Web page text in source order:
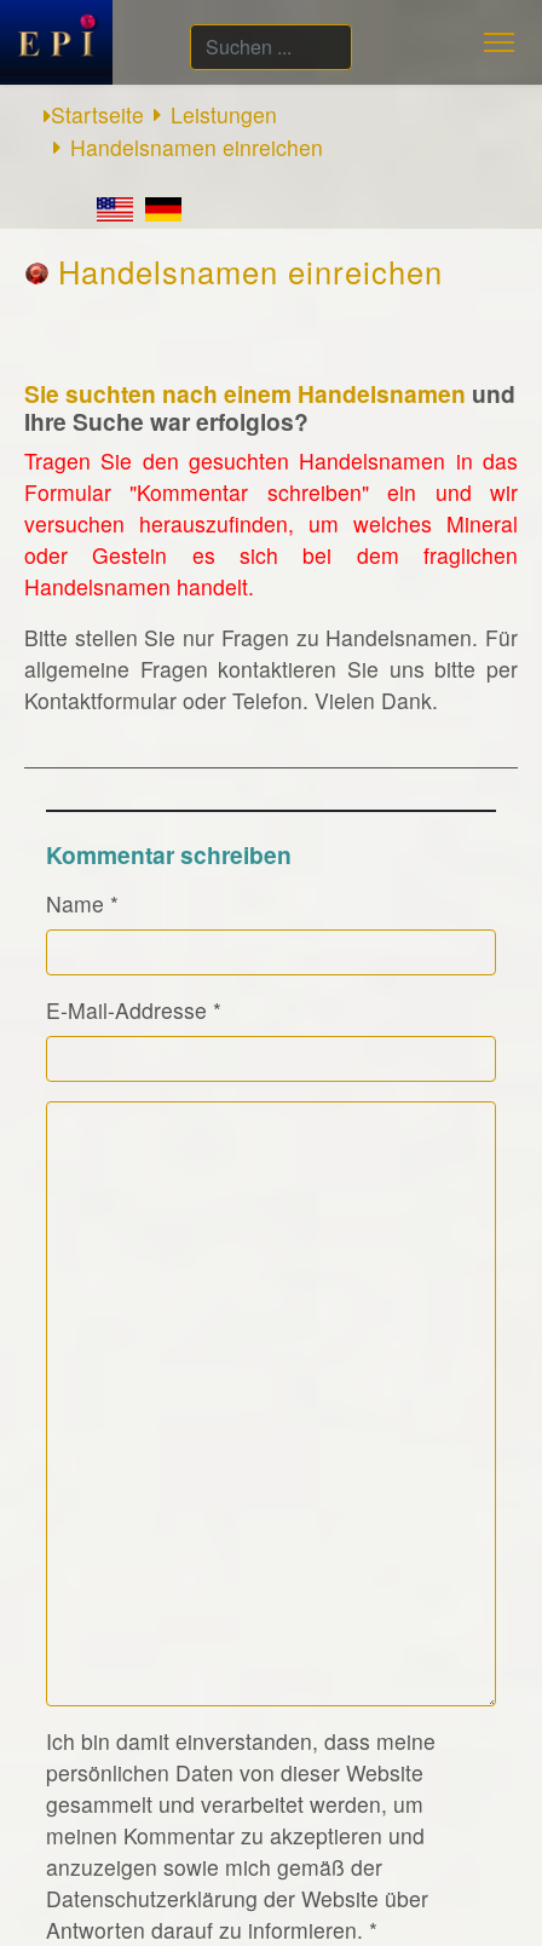
Suchen
...
Startseite
Leistungen
Handelsnamen einreichen
Handelsnamen einreichen
Sie suchten nach einem Handelsnamen und
Ihre Suche war erfolglos?
Tragen Sie den gesuchten Handelsnamen in das
Formular "Kommentar schreiben" ein und wir
versuchen herauszufinden, um welches Mineral
oder Gestein es sich bei dem fraglichen
Handelsnamen handelt.
Bitte stellen Sie nur Fragen zu Handelsnamen. Für
allgemeine Fragen kontaktieren Sie uns bitte per
Kontaktformular oder Telefon. Vielen Dank.
Kommentar schreiben
Name *
E-Mail-Addresse *
Kommentar Text
*
Ich bin damit einverstanden, dass meine
persönlichen Daten von dieser Website
gesammelt und verarbeitet werden, um
meinen Kommentar zu akzeptieren und
anzuzeigen sowie mich gemäß der
Datenschutzerklärung der Website über
Antworten darauf zu informieren. *